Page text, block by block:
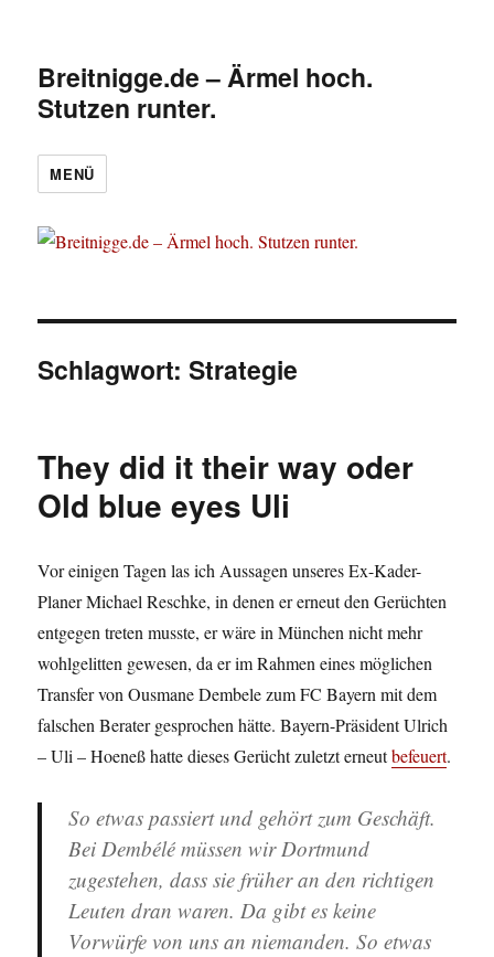
Breitnigge.de – Ärmel hoch.
Stutzen runter.
MENÜ
Schlagwort:Strategie
They did it their way oder
Old blue eyes Uli
Vor einigen Tagen las ich Aussagen unseres Ex-Kader-
Planer Michael Reschke, in denen er erneut den Gerüchten
entgegen treten musste, er wäre in München nicht mehr
wohlgelitten gewesen, da er im Rahmen eines möglichen
Transfer von Ousmane Dembele zum FC Bayern mit dem
falschen Berater gesprochen hätte. Bayern-Präsident Ulrich
– Uli – Hoeneß hatte dieses Gerücht zuletzt erneutbefeuert.
So etwas passiert und gehört zum Geschäft.
Bei Dembélé müssen wir Dortmund
zugestehen, dass sie früher an den richtigen
Leuten dran waren. Da gibt es keine
Vorwürfe von uns an niemanden. So etwas